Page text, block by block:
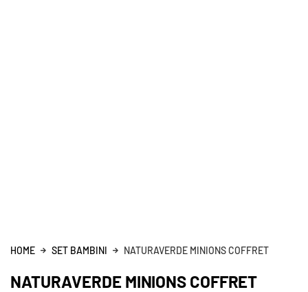
HOME SET BAMBINI NATURAVERDE MINIONS COFFRET
NATURAVERDE MINIONS COFFRET